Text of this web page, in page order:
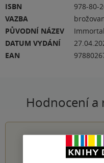
ISBN
978-80-
VAZBA
PŮVODNÍ NÁZEV
DATUM VYDÁNÍ
EAN
Hodnocení a